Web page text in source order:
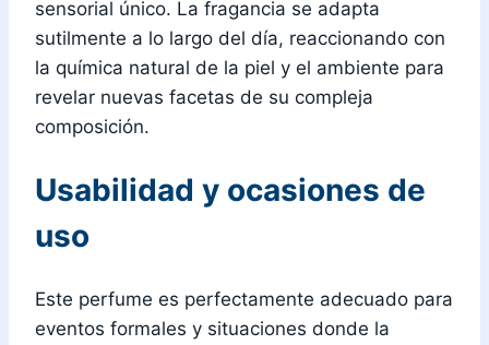
sensorial único. La fragancia se adapta
sutilmente a lo largo del día, reaccionando con
la química natural de la piel y el ambiente para
revelar nuevas facetas de su compleja
composición.
Usabilidad y ocasiones de
uso
Este perfume es perfectamente adecuado para
eventos formales y situaciones donde la